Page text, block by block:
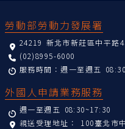
勞動部勞動力發展署
24219 新北市新莊區中平路
(02)8995-6000
服務時間：週一至週五
外國人申請業務服務
週一至週五 08:30~17:30
親送受理地址： 100臺北市